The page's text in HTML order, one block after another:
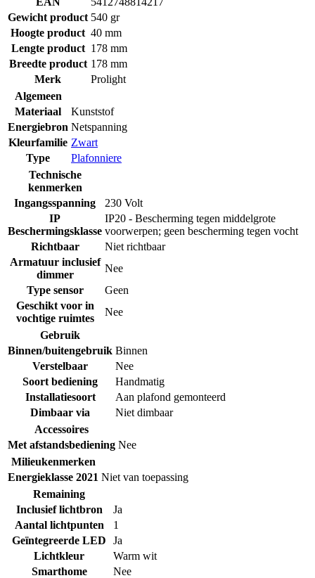
Gewicht product 540 gr
Hoogte product 40 mm
Lengte product 178 mm
Breedte product 178 mm
Merk
Prolight
Algemeen
Materiaal
Kunststof
Energiebron Netspanning
Kleurfamilie Zwart
Type
Plafonniere
Technische
kenmerken
Ingangsspanning
230 Volt
IP
Beschermingsklasse
IP20 - Bescherming tegen middelgrote
voorwerpen; geen bescherming tegen vocht
Richtbaar
Niet richtbaar
Armatuur inclusief
dimmer
Nee
Type sensor
Geen
Geschikt voor in
vochtige ruimtes
Nee
Gebruik
Binnen/buitengebruik Binnen
Verstelbaar
Nee
Soort bediening
Handmatig
Installatiesoort
Aan plafond gemonteerd
Dimbaar via
Niet dimbaar
Accessoires
Met afstandsbediening Nee
Milieukenmerken
Energieklasse 2021 Niet van toepassing
Remaining
Inclusief lichtbron
Ja
Aantal lichtpunten
1
Geïntegreerde LED
Ja
Lichtkleur
Warm wit
Smarthome
Nee